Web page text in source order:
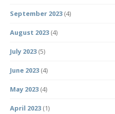
September 2023 (4)
August 2023 (4)
July 2023 (5)
June 2023 (4)
May 2023 (4)
April 2023 (1)